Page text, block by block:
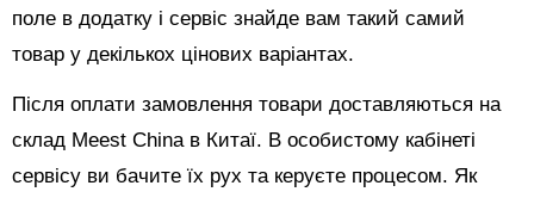
поле в додатку і сервіс знайде вам такий самий
товар у декількох цінових варіантах.
Після оплати замовлення товари доставляються на
склад Meest China в Китаї. В особистому кабінеті
сервісу ви бачите їх рух та керуєте процесом. Як